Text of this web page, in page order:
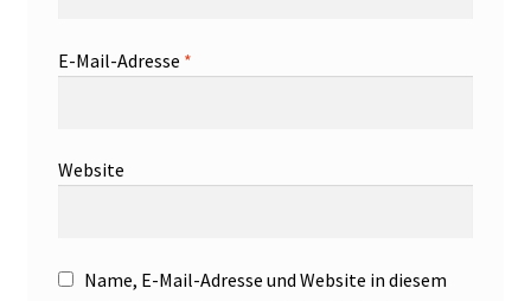
E-Mail-Adresse *
Website
Name, E-Mail-Adresse und Website in diesem